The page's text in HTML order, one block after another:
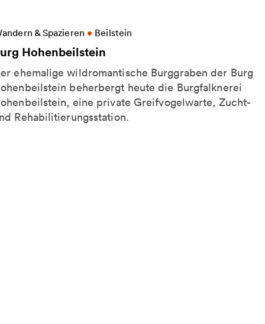
& Spazieren • Beilstein
Hohenbeilstein
ehemalige wildromantische Burggraben der Burg
beherbergt heute die Burgfalknerei
eine private Greifvogelwarte, Zucht-
Rehabilitierungsstation.
Informationen zu Burg Hohenbeilstein